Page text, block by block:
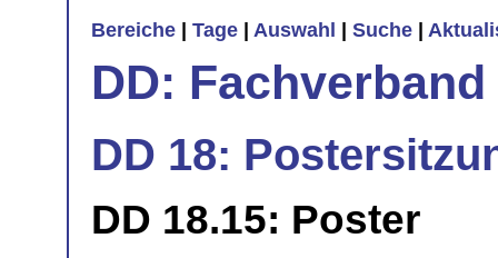
Bereiche Tage Auswahl Suche
DD:
DD 18:
DD 18.15: Poster